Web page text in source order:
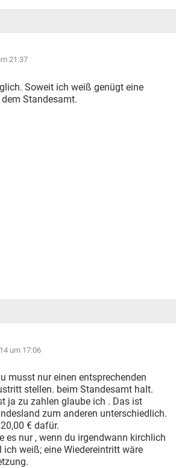
21:37
Soweit ich weiß genügt eine
Standesamt.
um 17:06
musst nur einen entsprechenden
stellen. beim Standesamt halt.
ja zu zahlen glaube ich . Das ist
zum anderen unterschiedlich.
€ dafür.
es nur , wenn du irgendwann kirchlich
weiß; eine Wiedereintritt wäre